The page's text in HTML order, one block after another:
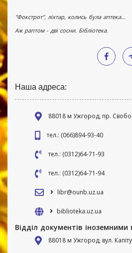
"Фокстрот", ліхтар, колись була аптека...
Аж раптом - дві сосни. Бібліотека.
Наша адреса:
88018 м Ужгород, пр.
тел.: (066)894-93-40
тел.: (0312)64-71-93
тел.: (0312)64-71-94
libr@ounb.uz.ua
biblioteka.uz.ua
Відділ документів
88018 м Ужгород, вул.